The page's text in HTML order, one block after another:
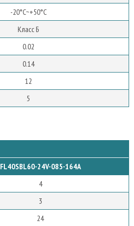
-20°C~+50°C
Класс Б
0.02
0.14
12
5
FL40SBL60-24V-085-164A
4
3
24